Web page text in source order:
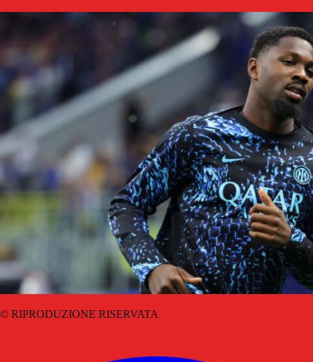
© RIPRODUZIONE RISERVATA